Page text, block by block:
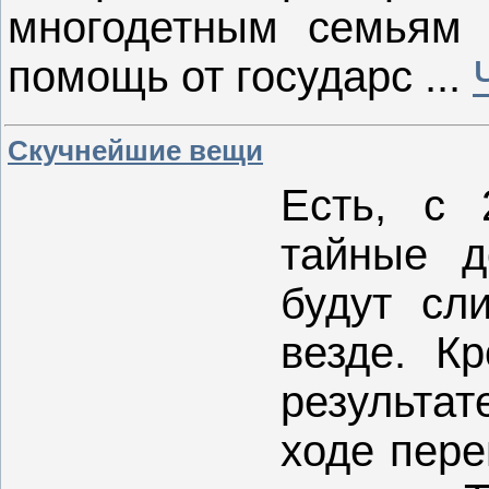
многодетным семьям
помощь от государс ...
Скучнейшие вещи
Есть, с
тайные
будут
везде.
ходе